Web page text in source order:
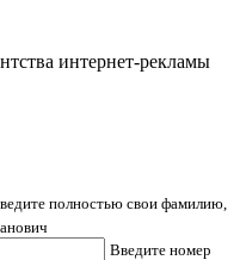
интернет-рекламы
полностью свои фамилию,
Введите номер